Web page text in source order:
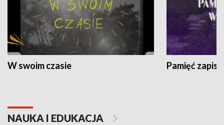
W swoim czasie Pamięć
NAUKA I EDUKACJA